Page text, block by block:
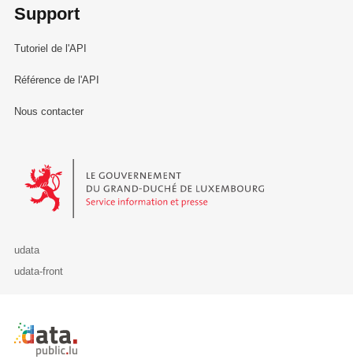
Support
Tutoriel de l'API
Référence de l'API
Nous contacter
Le Gouvernement du Grand-Duché de Luxembourg - Service
udata
udata-front
Retour à l'accueil de data.public.lu